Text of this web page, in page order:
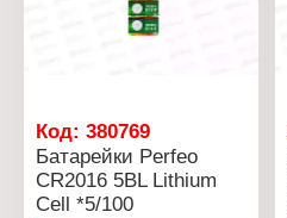
Код: 380769
Батарейки Perfeo
CR2016 5BL Lithium
Cell *5/100